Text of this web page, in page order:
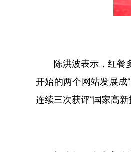
陈洪波表示，红餐多
开始的两个网站发展成
连续三次获评“国家高新